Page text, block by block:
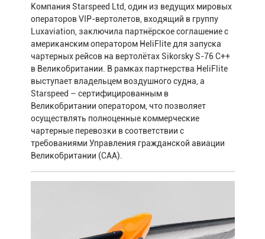
Компания Starspeed Ltd, один из ведущих мировых
операторов VIP-вертолетов, входящий в группу
Luxaviation, заключила партнёрское соглашение с
американским оператором HeliFlite для запуска
чартерных рейсов на вертолётах Sikorsky S-76 C++
в Великобритании. В рамках партнерства HeliFlite
выступает владельцем воздушного судна, а
Starspeed – сертифицированным в
Великобритании оператором, что позволяет
осуществлять полноценные коммерческие
чартерные перевозки в соответствии с
требованиями Управления гражданской авиации
Великобритании (CAA).